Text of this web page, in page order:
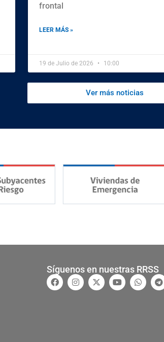
frontal
LEER MÁS »
19 de Julio de 2026 10:00
Ver más noticias
Síguenos en nuestras RRSS